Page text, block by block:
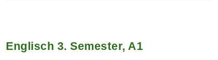
Englisch 3. Semester, A1